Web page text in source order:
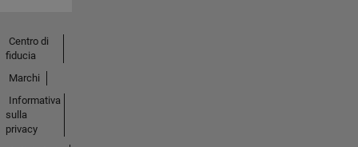
Centro di
fiducia
Marchi
Informativa
sulla
privacy